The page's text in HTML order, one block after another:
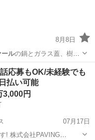
8月8日
ルの鍋とガラス蓋、樹脂
応募もOK/未経験でも
払い可能
3,000円
07月17日
! 株式会社PAVING